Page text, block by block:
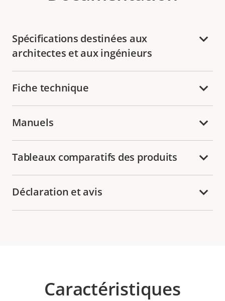
Spécifications destinées aux
architectes et aux ingénieurs
Fiche technique
Manuels
Tableaux comparatifs des produits
Déclaration et avis
Caractéristiques